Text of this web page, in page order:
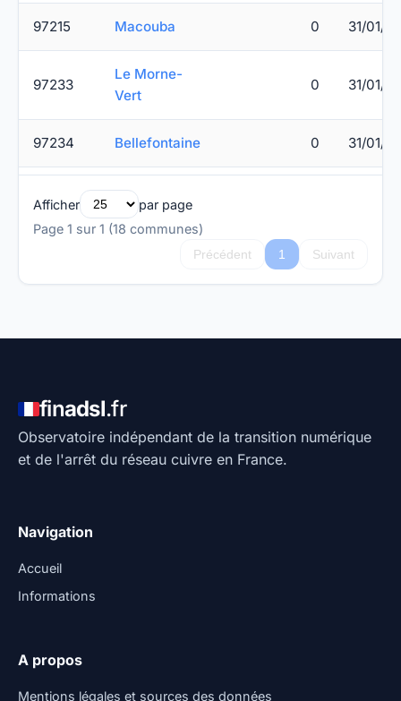
97215 Macouba 0 31/01/
97233
Le Morne-
Vert
0 31/01/
97234 Bellefontaine 0 31/01/
Afficher
par page
Page 1 sur 1 (18 communes)
Précédent 1 Suivant
finadsl.fr
Observatoire indépendant de la transition numérique
et de l'arrêt du réseau cuivre en France.
Navigation
Accueil
Informations
A propos
Mentions légales et sources des données